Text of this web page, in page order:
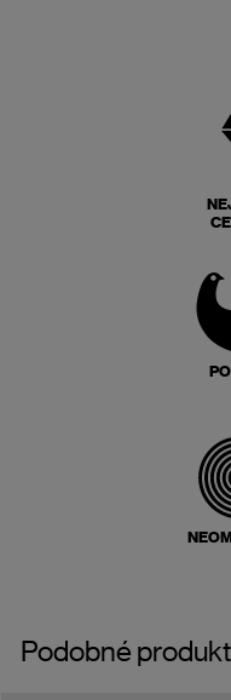
Podobné